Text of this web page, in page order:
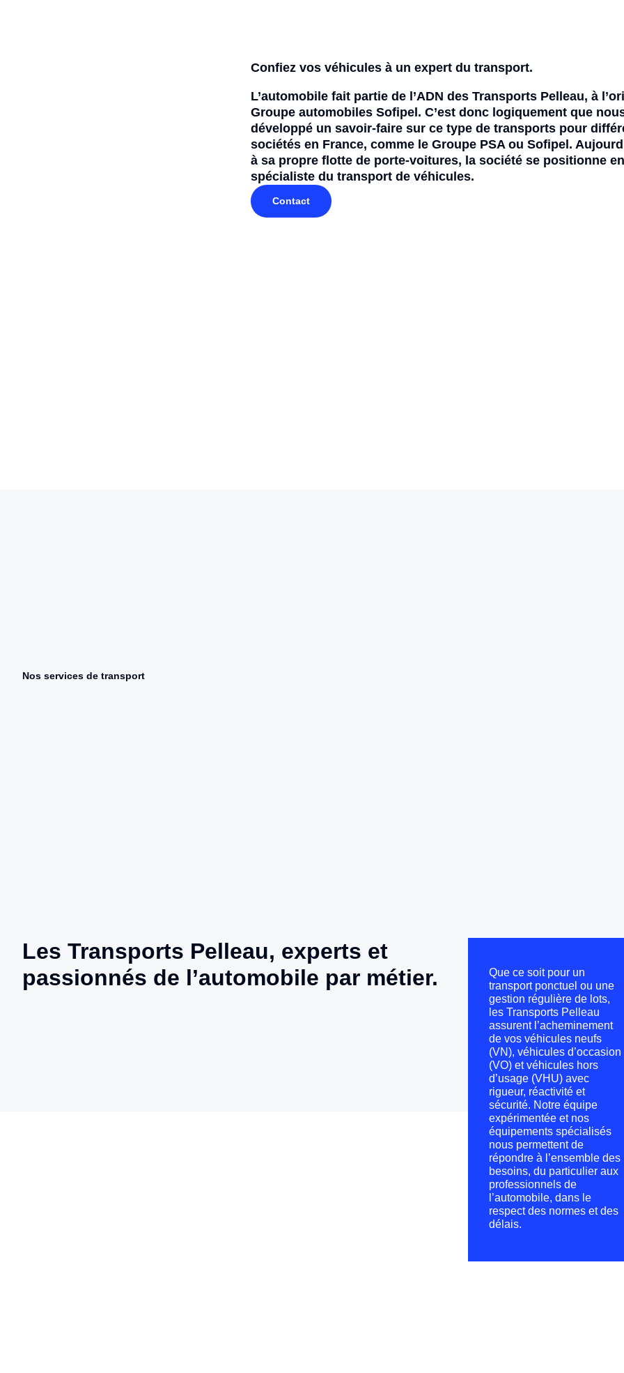
Confiez vos véhicules à un expert du transport.
L’automobile fait partie de l’ADN des Transports Pelleau, à
Groupe automobiles Sofipel. C’est donc logiquement que
développé un savoir-faire sur ce type de transports pour
sociétés en France, comme le Groupe PSA ou Sofipel.
à sa propre flotte de porte-voitures, la société se positionne en
spécialiste du transport de véhicules.
Contact
Nos services de transport
Les Transports Pelleau, experts et
passionnés de l’automobile par métier.
Que ce soit pour un
transport ponctuel ou une
gestion régulière de lots,
les Transports Pelleau
assurent l’acheminement
de vos véhicules neufs
(VN), véhicules d’occasion
(VO) et véhicules hors
d’usage (VHU) avec
rigueur, réactivité et
sécurité. Notre équipe
expérimentée et nos
équipements spécialisés
nous permettent de
répondre à l’ensemble des
besoins, du particulier aux
professionnels de
l’automobile, dans le
respect des normes et des
délais.